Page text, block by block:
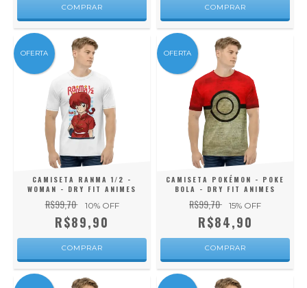
COMPRAR COMPRAR
OFERTA
CAMISETA RANMA 1/2 -
WOMAN - DRY FIT ANIMES
R$99,70 10% OFF
R$89,90
COMPRAR
OFERTA
CAMISETA POKÉMON - POKE
BOLA - DRY FIT ANIMES
R$99,70 15% OFF
R$84,90
COMPRAR